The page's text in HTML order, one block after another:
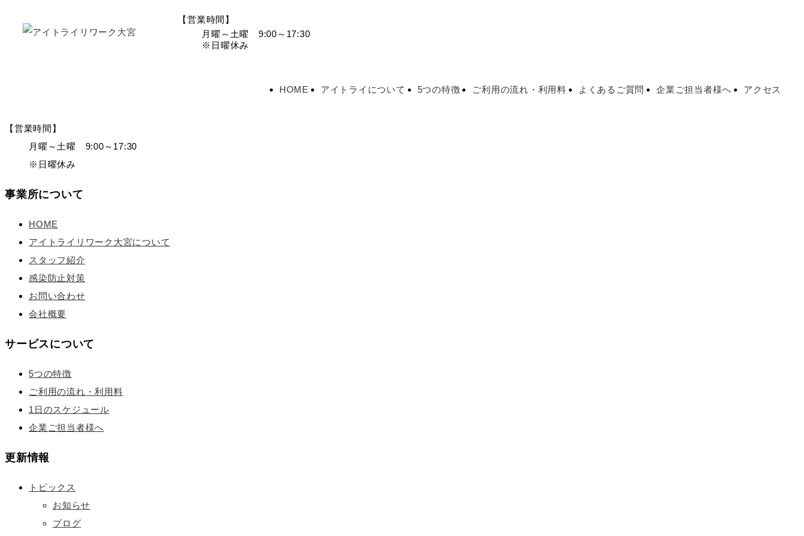
【営業時間】
月曜～土曜 9:00～17:30
※日曜休み
HOME アイトライについて 5つの特徴 ご利用の流れ・利用料 よくあるご質問 企業ご担当者様へ アクセス
【営業時間】
月曜～土曜 9:00～17:30
※日曜休み
事業所について
HOME
アイトライリワーク大宮について
スタッフ紹介
感染防止対策
お問い合わせ
会社概要
サービスについて
5つの特徴
ご利用の流れ・利用料
1日のスケジュール
企業ご担当者様へ
更新情報
トピックス
お知らせ
ブログ